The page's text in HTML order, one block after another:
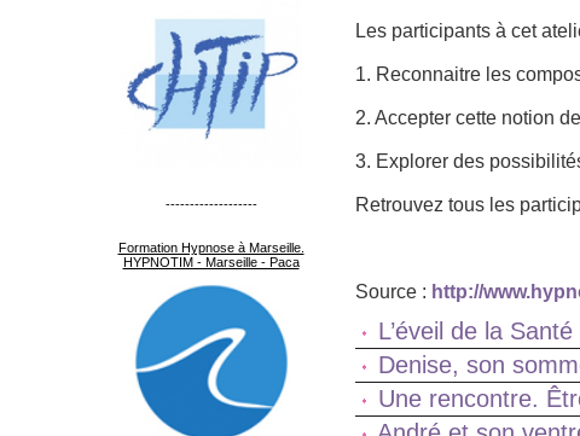
-------------------
Formation Hypnose à Marseille.
HYPNOTIM - Marseille - Paca
Les participants à cet
1. Reconnaitre les
2. Accepter cette notion
3. Explorer des
Retrouvez tous les
Source : http://
L’éveil de la
Denise, son
Une rencontre.